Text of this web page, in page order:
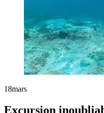
18mars
Excursion